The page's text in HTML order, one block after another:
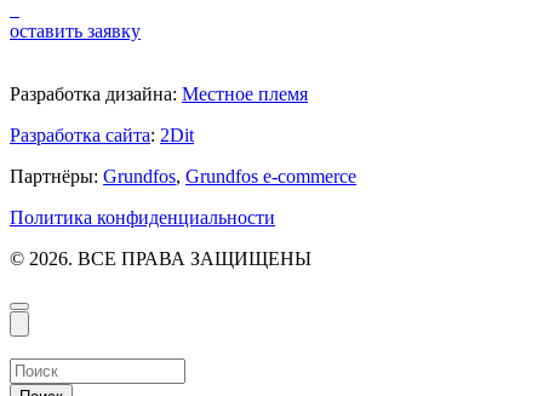
оставить заявку
Разработка дизайна: Местное племя
Разработка сайта: 2Dit
Партнёры: Grundfos, Grundfos e-commerce
Политика конфиденциальности
© 2026. ВСЕ ПРАВА ЗАЩИЩЕНЫ